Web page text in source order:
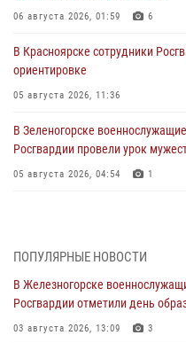
06 августа 2026, 01:59 6
В Красноярске сотрудники
ориентировке
05 августа 2026, 11:36
В Зеленогорске
Росгвардии провели урок
05 августа 2026, 04:54 1
05 августа 2026, 04:52 1
В Красноярске сотрудники
задержали подозреваемого в
04 августа 2026, 09:57
ПОПУЛЯРНЫЕ НОВОСТИ
В Железногорске
Росгвардии отметили день
03 августа 2026, 13:09 3